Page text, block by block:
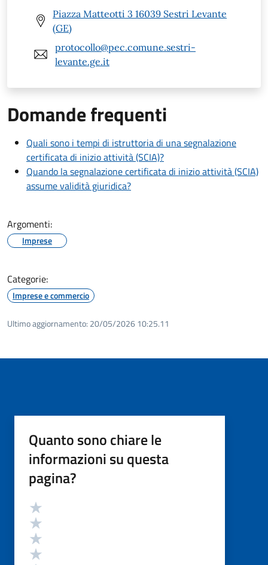
Piazza Matteotti 3 16039 Sestri Levante
(GE)
protocollo@pec.comune.sestri-
levante.ge.it
Domande frequenti
Quali sono i tempi di istruttoria di una segnalazione
certificata di inizio attività (SCIA)?
Quando la segnalazione certificata di inizio attività (SCIA)
assume validità giuridica?
Argomenti:
Imprese
Categorie:
Imprese e commercio
Ultimo aggiornamento: 20/05/2026 10:25.11
Quanto sono chiare le
informazioni su questa
pagina?
Valutazione